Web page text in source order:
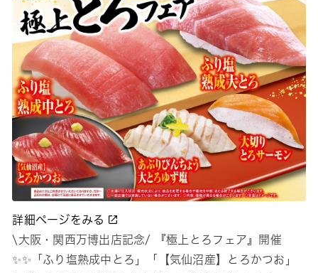
詳細ページをみる
\大阪・関西万博出店記念/ 『極上とろフェア』開催
✨✨「ふり塩熟成中とろ」「【気仙沼産】とろかつお」